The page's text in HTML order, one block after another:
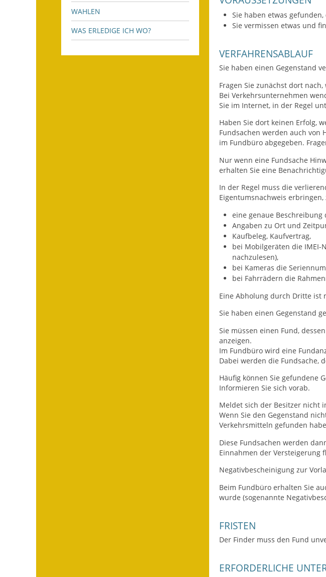
WAHLEN
WAS ERLEDIGE ICH WO?
Sie haben etwas
Sie vermissen etwas und
VERFAHRENSABLAUF
Sie haben einen Gegenstand
Fragen Sie zunächst dort
Bei Verkehrsunternehmen
Sie im Internet, in der Regel
Haben Sie dort keinen Erfolg,
Fundsachen werden auch von
im Fundbüro abgegeben.
Nur wenn eine Fundsache
erhalten Sie eine
In der Regel muss die
Eigentumsnachweis erbringen,
eine genaue Beschreibung
Angaben zu Ort und
Kaufbeleg, Kaufvertrag,
bei Mobilgeräten die IMEI-
nachzulesen),
bei Kameras die
bei Fahrrädern die
Eine Abholung durch Dritte ist
Sie haben einen Gegenstand
Sie müssen einen Fund,
anzeigen.
Im Fundbüro wird eine
Dabei werden die Fundsache,
Häufig können Sie gefundene
Informieren Sie sich vorab.
Meldet sich der Besitzer nicht
Wenn Sie den Gegenstand
Verkehrsmitteln gefunden
Diese Fundsachen werden
Einnahmen der Versteigerung
Negativbescheinigung zur
Beim Fundbüro erhalten Sie
wurde (sogenannte
FRISTEN
Der Finder muss den Fund
ERFORDERLICHE